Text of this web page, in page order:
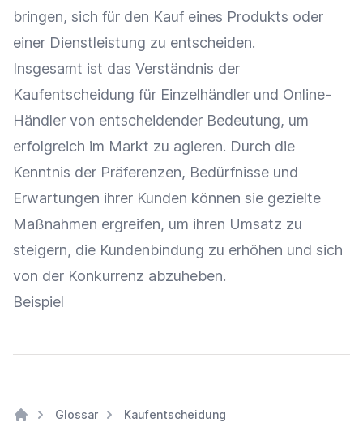
bringen, sich für den Kauf eines Produkts oder
einer Dienstleistung zu entscheiden.
Insgesamt ist das Verständnis der
Kaufentscheidung für Einzelhändler und Online-
Händler von entscheidender Bedeutung, um
erfolgreich im Markt zu agieren. Durch die
Kenntnis der Präferenzen, Bedürfnisse und
Erwartungen ihrer Kunden können sie gezielte
Maßnahmen ergreifen, um ihren Umsatz zu
steigern, die Kundenbindung zu erhöhen und sich
von der Konkurrenz abzuheben.
Beispiel
Glossar Kaufentscheidung